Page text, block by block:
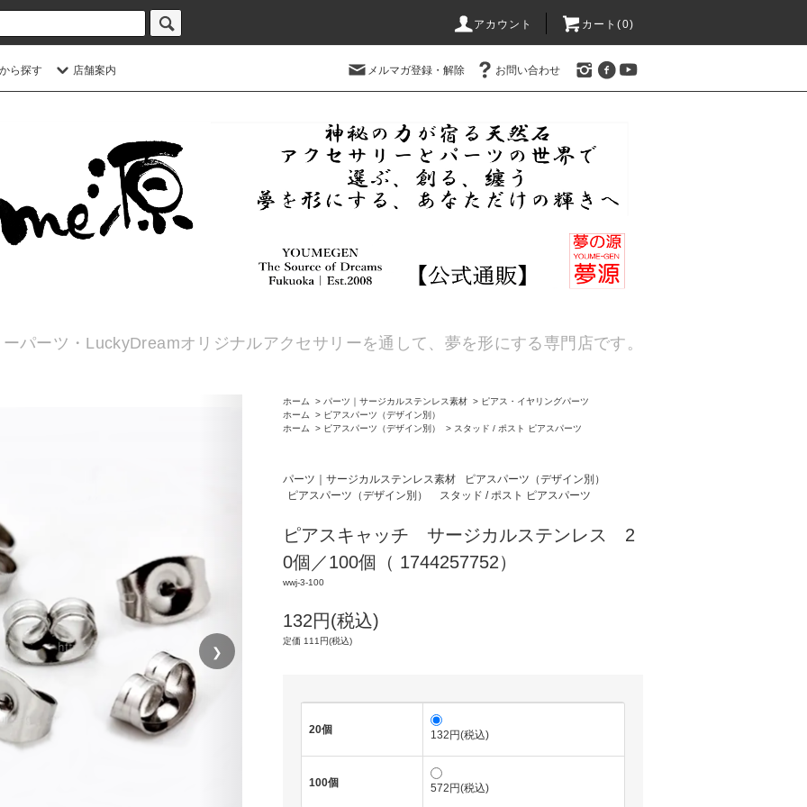
アカウント カート(0)
ら探す 店舗案内 メルマガ登録・解除 お問い合わせ
パーツ・LuckyDreamオリジナルアクセサリーを通して、夢を形にする専門店です。
❯
ホーム > パーツ｜サージカルステンレス素材 > ピアス・イヤリングパーツ
ホーム
> ピアスパーツ（デザイン別）
ホーム
> ピアスパーツ（デザイン別） > スタッド / ポスト ピアスパーツ
パーツ｜サージカルステンレス素材
ピアスパーツ（デザイン別）
ピアスパーツ（デザイン別）
スタッド / ポスト ピアスパーツ
ピアスキャッチ サージカルステンレス 2
0個／100個（ 1744257752）
wwj-3-100
132円(税込)
定価 111円(税込)
20個 132円(税込)
100個 572円(税込)